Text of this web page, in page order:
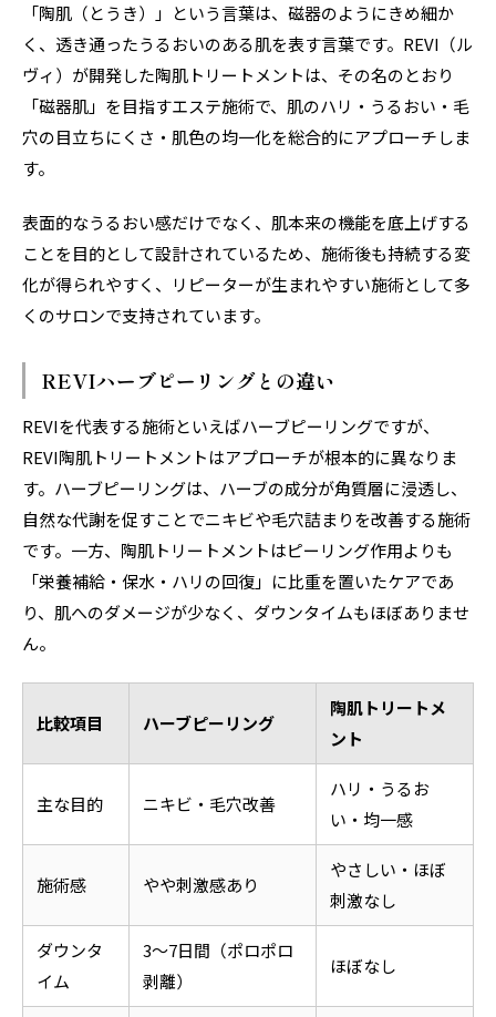
「陶肌（とうき）」という言葉は、磁器のようにきめ細か
く、透き通ったうるおいのある肌を表す言葉です。REVI（ル
ヴィ）が開発した陶肌トリートメントは、その名のとおり
「磁器肌」を目指すエステ施術で、肌のハリ・うるおい・毛
穴の目立ちにくさ・肌色の均一化を総合的にアプローチしま
す。
表面的なうるおい感だけでなく、肌本来の機能を底上げする
ことを目的として設計されているため、施術後も持続する変
化が得られやすく、リピーターが生まれやすい施術として多
くのサロンで支持されています。
REVIハーブピーリングとの違い
REVIを代表する施術といえばハーブピーリングですが、
REVI陶肌トリートメントはアプローチが根本的に異なりま
す。ハーブピーリングは、ハーブの成分が角質層に浸透し、
自然な代謝を促すことでニキビや毛穴詰まりを改善する施術
です。一方、陶肌トリートメントはピーリング作用よりも
「栄養補給・保水・ハリの回復」に比重を置いたケアであ
り、肌へのダメージが少なく、ダウンタイムもほぼありませ
ん。
比較項目 ハーブピーリング
陶肌トリートメ
ント
主な目的 ニキビ・毛穴改善
ハリ・うるお
い・均一感
施術感 やや刺激感あり
やさしい・ほぼ
刺激なし
ダウンタ
イム
3〜7日間（ポロポロ
剥離）
ほぼなし